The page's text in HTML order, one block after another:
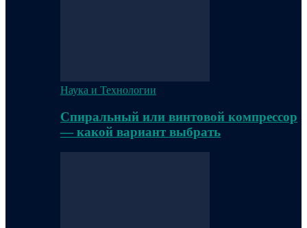
Наука и Технологии
Спиральный или винтовой компрессор
— какой вариант выбрать